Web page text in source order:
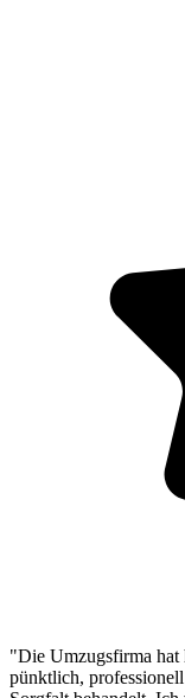
"Die Umzugsfirma hat
pünktlich,